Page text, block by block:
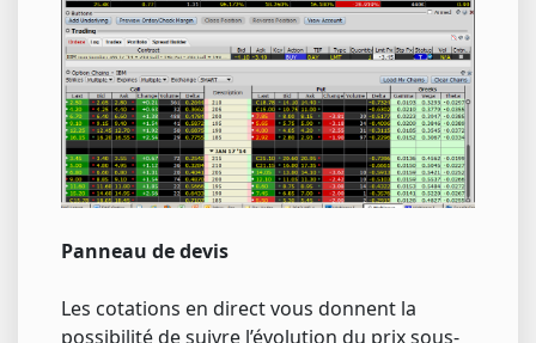
Panneau de devis
Les cotations en direct vous donnent la
possibilité de suivre l’évolution du prix sous-